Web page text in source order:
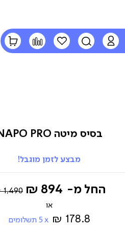
LOGINחיפוש
הרשימה
שלי
השוואההסל
שלי
בסיס מיטה NAPO PRO
מבצע לזמן מוגבל!
החל מ- 894 ₪
Regular
1,490 ₪
178.8 ₪
5 תשלומים